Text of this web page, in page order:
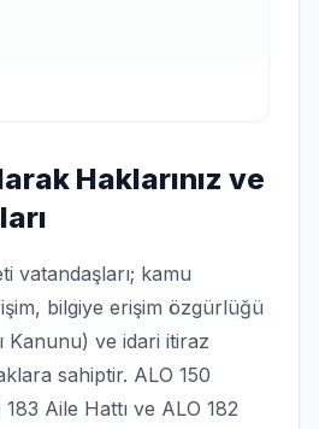
Haklarınız ve
vatandaşları; kamu
bilgiye erişim özgürlüğü
Kanunu) ve idari itiraz
sahiptir. ALO 150
183 Aile Hattı ve ALO 182